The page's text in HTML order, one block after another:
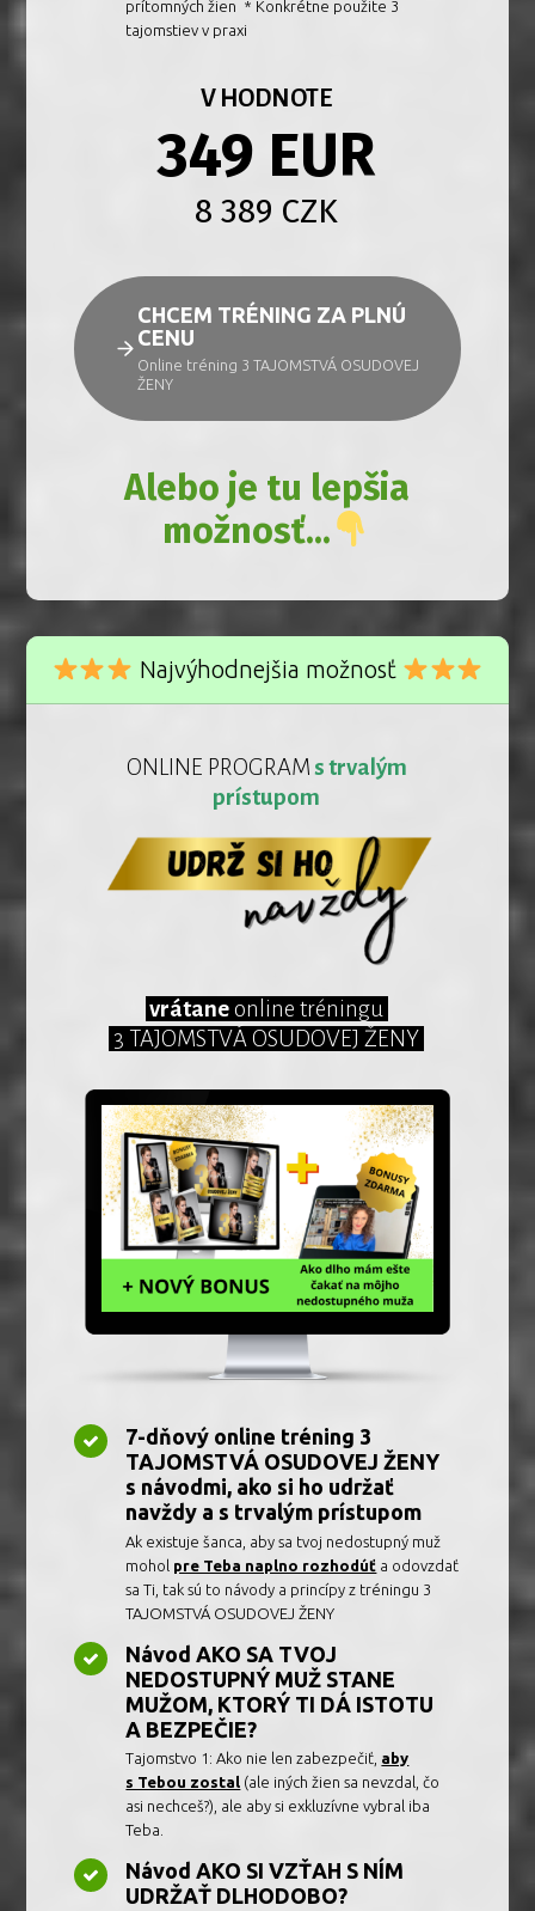
prítomných žien * Konkrétne použite 3
tajomstiev v praxi
V HODNOTE
349 EUR
8 389 CZK
CHCEM TRÉNING ZA PLNÚ
CENU
Online tréning 3 TAJOMSTVÁ OSUDOVEJ
ŽENY
Alebo je tu lepšia
možnosť...
Najvýhodnejšia možnosť
ONLINE PROGRAMs trvalým
prístupom
vrátaneonline tréningu
3 TAJOMSTVÁ OSUDOVEJ ŽENY
7-dňový online tréning 3
TAJOMSTVÁ OSUDOVEJ ŽENY
s návodmi, ako si ho udržať
navždy a s trvalým prístupom
Ak existuje šanca, aby sa tvoj nedostupný muž
mohol pre Teba naplno rozhodúť a odovzdať
sa Ti, tak sú to návody a princípy z tréningu 3
TAJOMSTVÁ OSUDOVEJ ŽENY
Návod AKO SA TVOJ
NEDOSTUPNÝ MUŽ STANE
MUŽOM, KTORÝ TI DÁ ISTOTU
A BEZPEČIE?
Tajomstvo 1: Ako nie len zabezpečiť, aby
s Tebou zostal (ale iných žien sa nevzdal, čo
asi nechceš?), ale aby si exkluzívne vybral iba
Teba.
Návod AKO SI VZŤAH S NÍM
UDRŽAŤ DLHODOBO?